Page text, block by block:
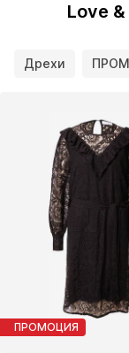
Love
Дрехи
ПРОМОЦИЯ